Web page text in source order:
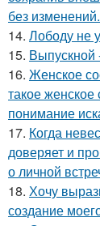
без изменений.
14. Лободу не
15. Выпускной
16. Женское
такое
понимание
17. Когда
доверяет и
о личной
18. Хочу
создание